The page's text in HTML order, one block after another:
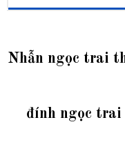
Nhẫn ngọc trai
đính ngọc trai